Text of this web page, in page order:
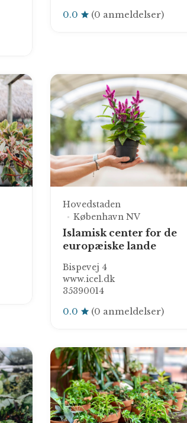
0.0 (0 anmeldelser)
Hovedstaden
København NV
Islamisk center for de
europæiske lande
Bispevej 4
www.icel.dk
35390014
0.0 (0 anmeldelser)